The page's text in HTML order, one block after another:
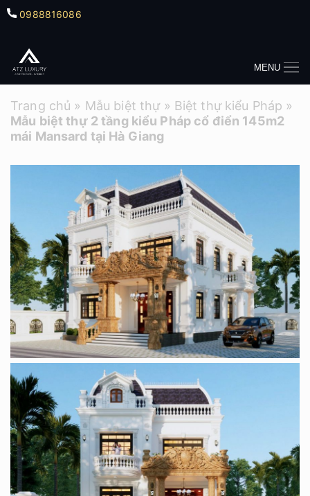
0988816086
MENU
Trang chủ » Mẫu biệt thự» Biệt thự kiểu Pháp »
Mẫu biệt thự 2 tầng kiểu Pháp cổ điển 145m2
mái Mansard tại Hà Giang